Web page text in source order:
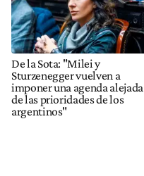
De la Sota: "Milei y
Sturzenegger vuelven a
imponer una agenda alejada
de las prioridades de los
argentinos"